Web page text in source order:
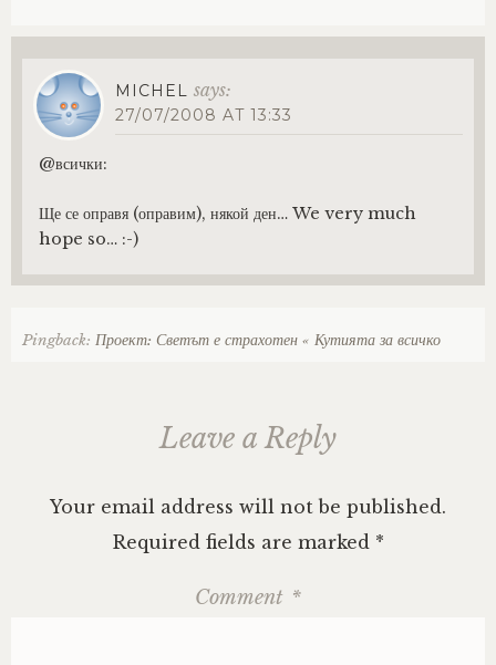
MICHEL says:
27/07/2008 AT 13:33
@всички:
Ще се оправя (оправим), някой ден… We very much
hope so… :-)
Pingback: Проект: Светът е страхотен « Кутията за всичко
Leave a Reply
Your email address will not be published.
Required fields are marked *
Comment *